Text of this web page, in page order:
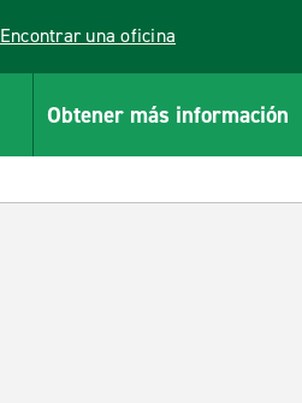
Encontrar una oficina
Obtener más información